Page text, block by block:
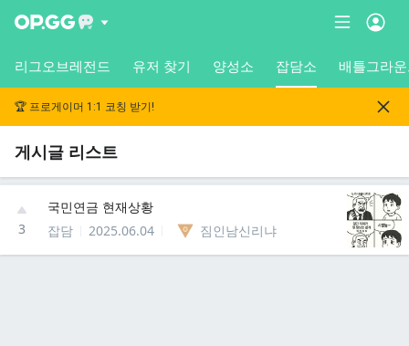
리그오브레전드 유저 찾기 양성소 잡담소 배틀그라
🏆 프로게이머 1:1 코칭 받기!
게시글 리스트
3
국민연금 현재상황
잡담
2025.06.04 짐인남신리냐